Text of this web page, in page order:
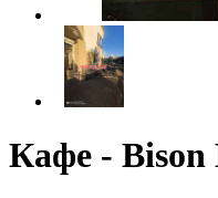
Кафе -